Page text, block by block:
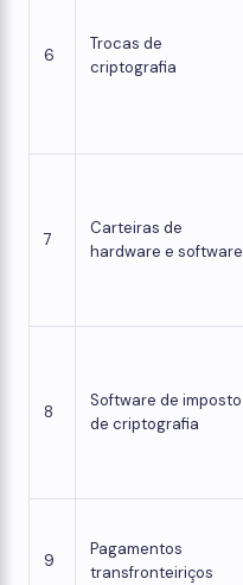
6
Trocas de
criptografia
7
Carteiras de
hardware e software
8
Software de imposto
de criptografia
9
Pagamentos
transfronteiriços